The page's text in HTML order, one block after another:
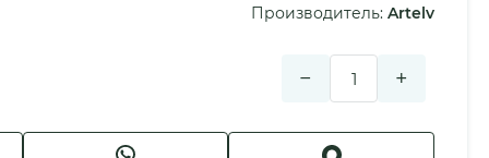
Производитель: Artelv
− +